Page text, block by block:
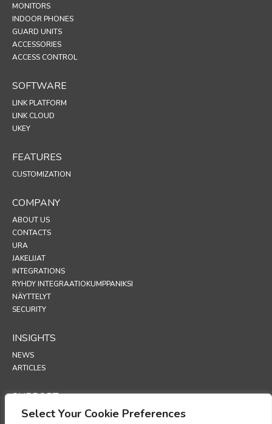
Select Your Cookie Preferences
MONITORS
INDOOR PHONES
GUARD UNITS
ACCESSORIES
ACCESS CONTROL
SOFTWARE
LINK PLATFORM
LINK CLOUD
UKEY
FEATURES
CUSTOMIZATION
COMPANY
ABOUT US
CONTACTS
URA
JAKELIJAT
INTEGRATIONS
RYHDY INTEGRAATIOKUMPPANIKSI
NÄYTTELYT
SECURITY
INSIGHTS
NEWS
ARTICLES
SUPPORT
TECHNICAL PORTAL